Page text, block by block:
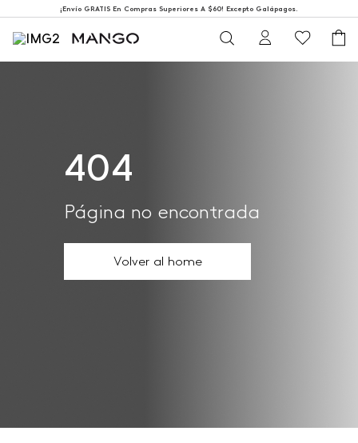
¡Envío GRATIS En Compras Superiores A $60! Excepto Galápagos.
404
Página no encontrada
Volver al home